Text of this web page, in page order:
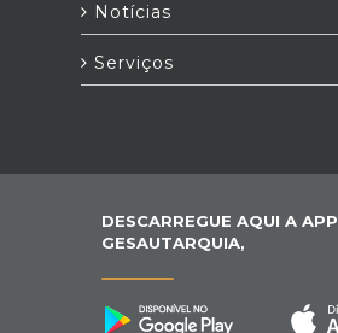
Notícias
Serviços
DESCARREGUE AQUI A APP
GESAUTARQUIA,